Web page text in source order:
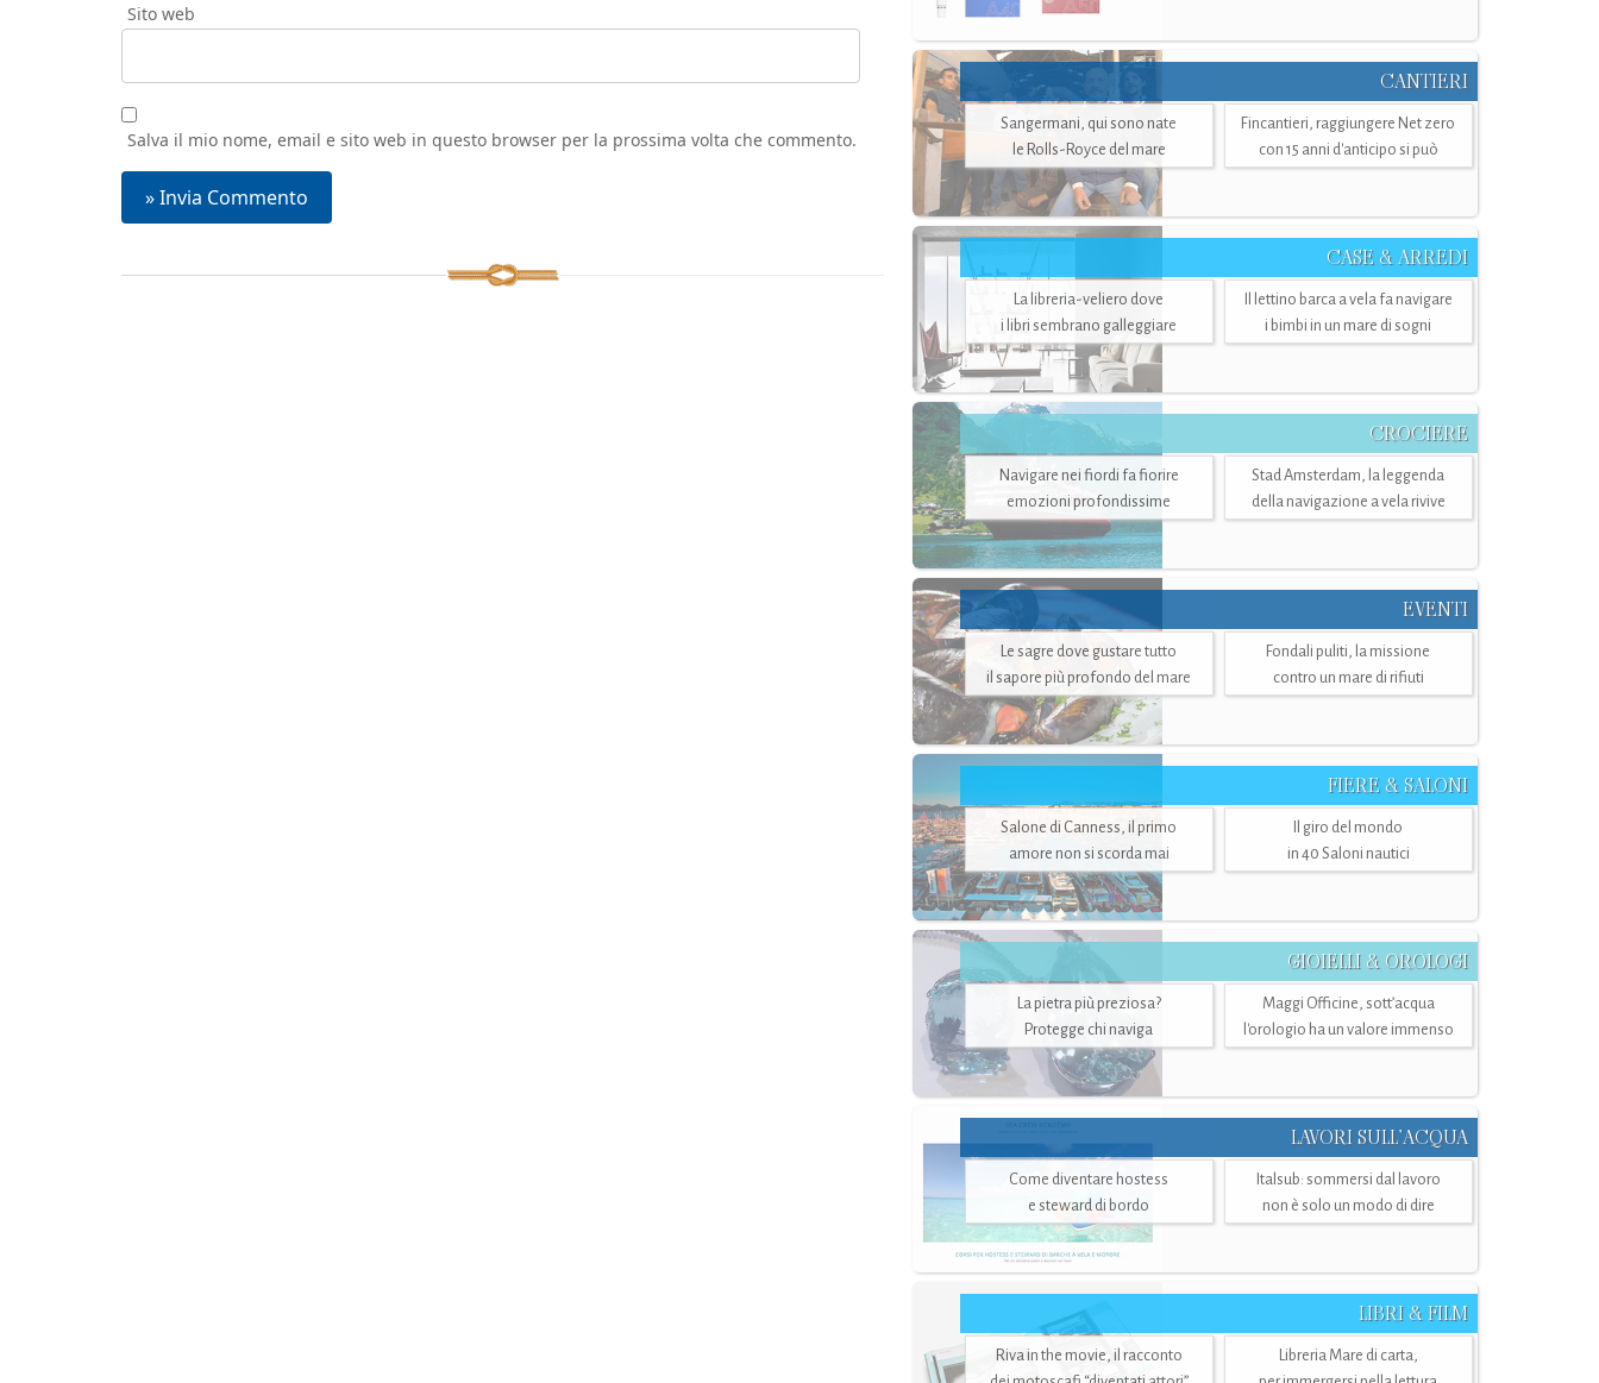
Sito web
Salva il mio nome, email e sito web in questo browser per la prossima volta che commento.
CANTIERI
Sangermani, qui sono nate
le Rolls-Royce del mare
Fincantieri, raggiungere Net zero
con 15 anni d'anticipo si può
CASE & ARREDI
La libreria-veliero dove
i libri sembrano galleggiare
Il lettino barca a vela fa navigare
i bimbi in un mare di sogni
CROCIERE
Navigare nei fiordi fa fiorire
emozioni profondissime
Stad Amsterdam, la leggenda
della navigazione a vela rivive
EVENTI
Le sagre dove gustare tutto
il sapore più profondo del mare
Fondali puliti, la missione
contro un mare di rifiuti
FIERE & SALONI
Salone di Canness, il primo
amore non si scorda mai
Il giro del mondo
in 40 Saloni nautici
GIOIELLI & OROLOGI
La pietra più preziosa?
Protegge chi naviga
Maggi Officine, sott’acqua
l'orologio ha un valore immenso
LAVORI SULL’ACQUA
Come diventare hostess
e steward di bordo
Italsub: sommersi dal lavoro
non è solo un modo di dire
LIBRI & FILM
Riva in the movie, il racconto
Libreria Mare di carta,